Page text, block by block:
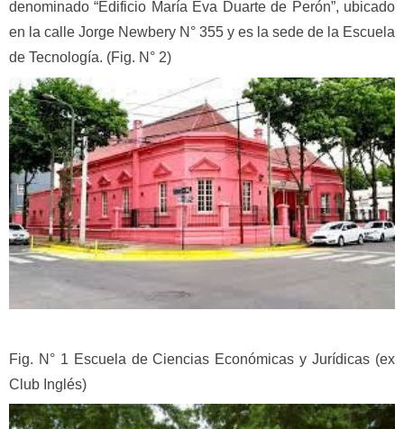
denominado “Edificio María Eva Duarte de Perón”, ubicado
en la calle Jorge Newbery N° 355 y es la sede de la Escuela
de Tecnología. (Fig. N° 2)
Fig. N° 1 Escuela de Ciencias Económicas y Jurídicas (ex
Club Inglés)